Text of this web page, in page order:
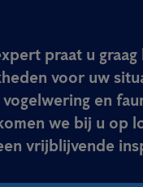
praat u
voor uw
en
we bij u op
vrijblijvende